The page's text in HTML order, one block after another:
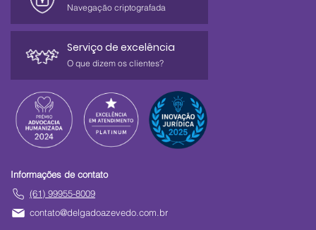
Navegação criptografada
Serviço de excelência
O que dizem os clientes?
Informações de contato
(61) 99955-8009
contato@delgadoazevedo.com.br